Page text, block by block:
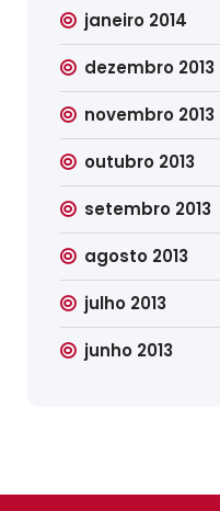
janeiro 2014
dezembro 2013
novembro 2013
outubro 2013
setembro 2013
agosto 2013
julho 2013
junho 2013